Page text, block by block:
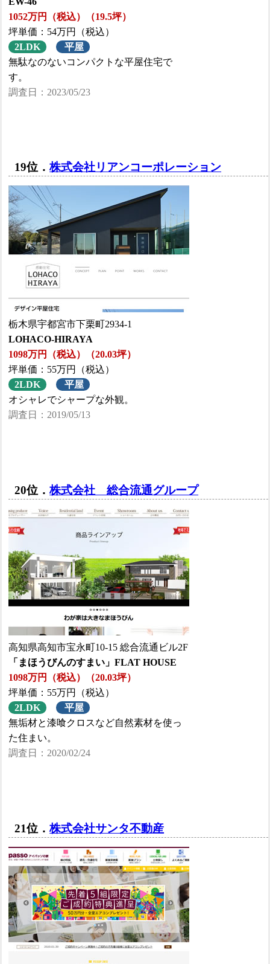
1052万円（税込）（19.5坪）
坪単価：54万円（税込）
2LDK
平屋
無駄なのないコンパクトな平屋住宅で
す。
調査日：2023/05/23
19位．株式会社リアンコーポレーション
栃木県宇都宮市下栗町2934-1
LOHACO-HIRAYA
1098万円（税込）（20.03坪）
坪単価：55万円（税込）
2LDK
平屋
オシャレでシャープな外観。
調査日：2019/05/13
20位．株式会社 総合流通グループ
高知県高知市宝永町10-15 総合流通ビル2F
「まほうびんのすまい」FLAT HOUSE
1098万円（税込）（20.03坪）
坪単価：55万円（税込）
2LDK
平屋
無垢材と漆喰クロスなど自然素材を使っ
た住まい。
調査日：2020/02/24
21位．株式会社サンタ不動産